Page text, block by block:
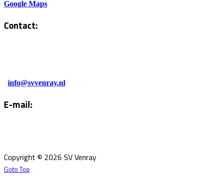
Google Maps
Contact:
info@svvenray.nl
E-mail:
Copyright © 2026 SV Venray
Goto Top